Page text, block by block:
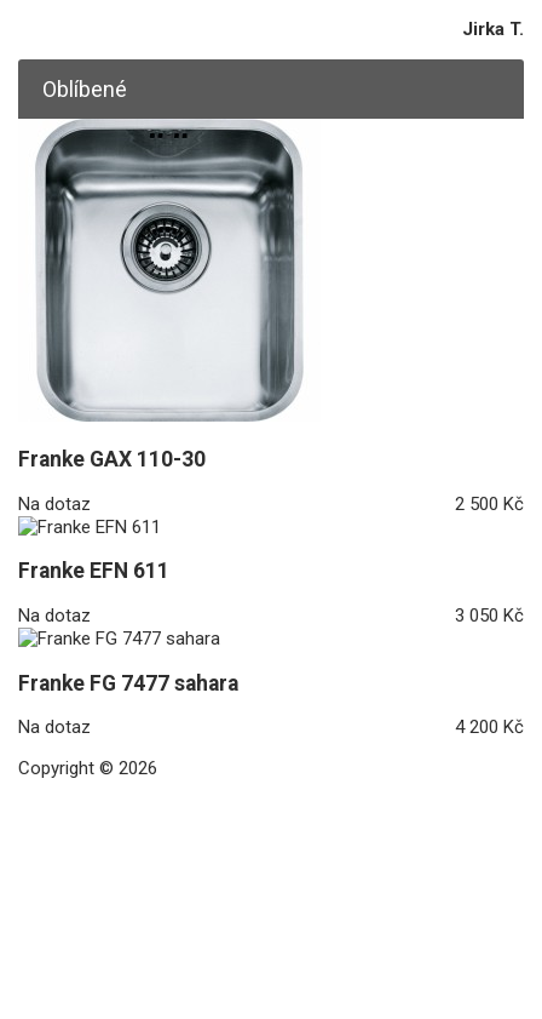
Jirka T.
Oblíbené
Franke GAX 110-30
Na dotaz 2 500 Kč
Franke EFN 611
Na dotaz 3 050 Kč
Franke FG 7477 sahara
Na dotaz
4 200 Kč
Copyright © 2026